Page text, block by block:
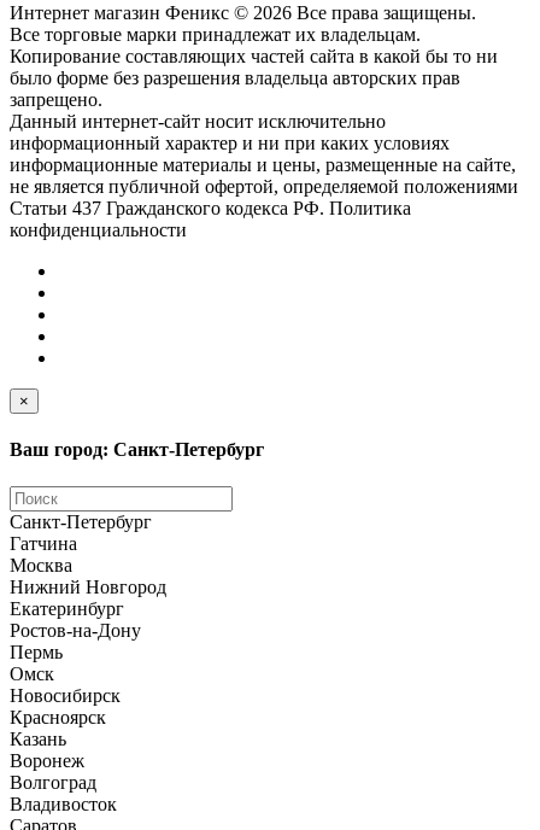
Интернет магазин Феникс © 2026 Все права защищены.
Все торговые марки принадлежат их владельцам.
Копирование составляющих частей сайта в какой бы то ни
было форме без разрешения владельца авторских прав
запрещено.
Данный интернет-сайт носит исключительно
информационный характер и ни при каких условиях
информационные материалы и цены, размещенные на сайте,
не является публичной офертой, определяемой положениями
Статьи 437 Гражданского кодекса РФ. Политика
конфиденциальности
×
Ваш город: Санкт-Петербург
Санкт-Петербург
Гатчина
Москва
Нижний Новгород
Екатеринбург
Ростов-на-Дону
Пермь
Омск
Новосибирск
Красноярск
Казань
Воронеж
Волгоград
Владивосток